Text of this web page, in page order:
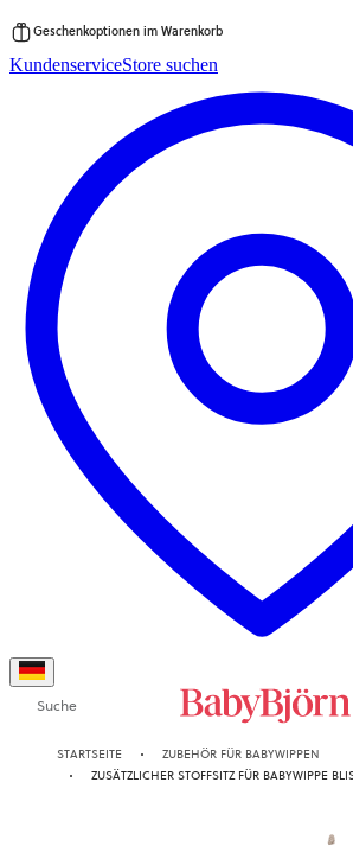
Inhalt
Geschenkoptionen im Warenkorb
KundenserviceStore suchen
Suche
STARTSEITE
ZUBEHÖR FÜR BABYWIPPEN
ZUSÄTZLICHER STOFFSITZ FÜR BABYWIPPE